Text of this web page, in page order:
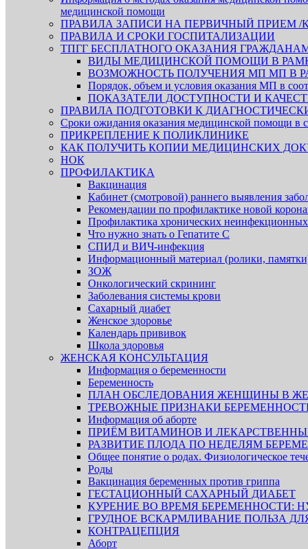
медицинской помощи
ПРАВИЛА ЗАПИСИ НА ПЕРВИЧНЫЙ ПРИЕМ
ПРАВИЛА И СРОКИ ГОСПИТАЛИЗАЦИИ
ТПГГ БЕСПЛАТНОГО ОКАЗАНИЯ
ВИДЫ МЕДИЦИНСКОЙ ПОМОЩИ В
ВОЗМОЖНОСТЬ ПОЛУЧЕНИЯ МП МП В
Порядок, объем и условия оказания МП в
ПОКАЗАТЕЛИ ДОСТУПНОСТИ И
ПРАВИЛА ПОДГОТОВКИ К
Сроки ожидания оказания медицинской помощи в
ПРИКРЕПЛЕНИЕ К ПОЛИКЛИНИКЕ
КАК ПОЛУЧИТЬ КОПИИ МЕДИЦИНСКИХ
НОК
ПРОФИЛАКТИКА
Вакцинация
Кабинет (смотровой) раннего выявления
Рекомендации по профилактике новой
Профилактика хронических неинфекционных
Что нужно знать о Гепатите С
СПИД и ВИЧ-инфекция
Информационный материал (ролики,
ЗОЖ
Онкологический скрининг
Заболевания системы крови
Сахарный диабет
Женское здоровье
Календарь прививок
Школа здоровья
ЖЕНСКАЯ КОНСУЛЬТАЦИЯ
Информация о беременности
Беременность
ПЛАН ОБСЛЕДОВАНИЯ ЖЕНЩИНЫ В
ТРЕВОЖНЫЕ ПРИЗНАКИ
Информация об аборте
ПРИЁМ ВИТАМИНОВ И
РАЗВИТИЕ ПЛОДА ПО НЕДЕЛЯМ
Общее понятие о родах. Физиологическое
Роды
Вакцинация беременных против гриппа
ГЕСТАЦИОННЫЙ САХАРНЫЙ ДИАБЕТ
КУРЕНИЕ ВО ВРЕМЯ БЕРЕМЕННОСТИ:
ГРУДНОЕ ВСКАРМЛИВАНИЕ ПОЛЬЗА
КОНТРАЦЕПЦИЯ
Аборт